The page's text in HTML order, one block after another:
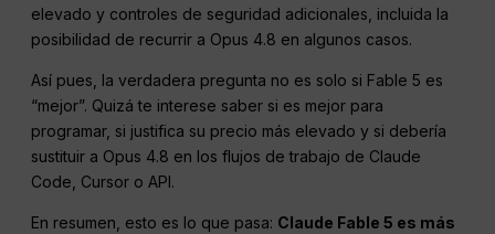
elevado y controles de seguridad adicionales, incluida la
posibilidad de recurrir a Opus 4.8 en algunos casos.
Así pues, la verdadera pregunta no es solo si Fable 5 es
“mejor”. Quizá te interese saber si es mejor para
programar, si justifica su precio más elevado y si debería
sustituir a Opus 4.8 en los flujos de trabajo de Claude
Code, Cursor o API.
En resumen, esto es lo que pasa: Claude Fable 5 es más